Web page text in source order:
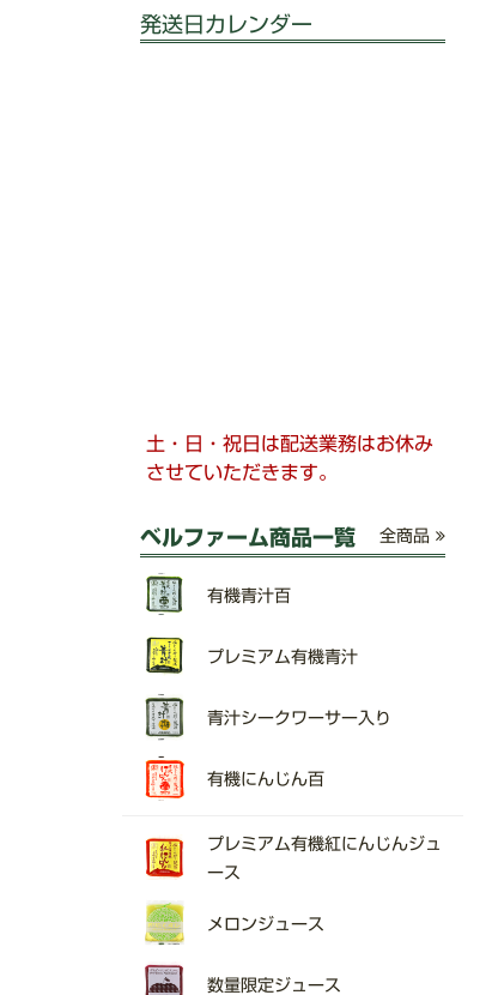
発送日カレンダー
土・日・祝日は配送業務はお休み
させていただきます。
ベルファーム商品一覧 全商品
有機青汁百
プレミアム有機青汁
青汁シークワーサー入り
有機にんじん百
プレミアム有機紅にんじんジュ
ース
メロンジュース
数量限定ジュース